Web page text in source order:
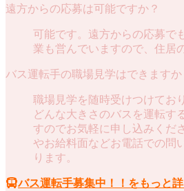
遠方からの応募は可能ですか？
可能です。遠方からの応募で
業も営んでいますので、住居
バス運転手の職場見学はできますか
職場見学を随時受けつけてお
どんな大きさのバスを運転す
すのでお気軽に申し込みくだ
やお給料面などお電話での問
ります。
バス運転手募集中！！をもっと